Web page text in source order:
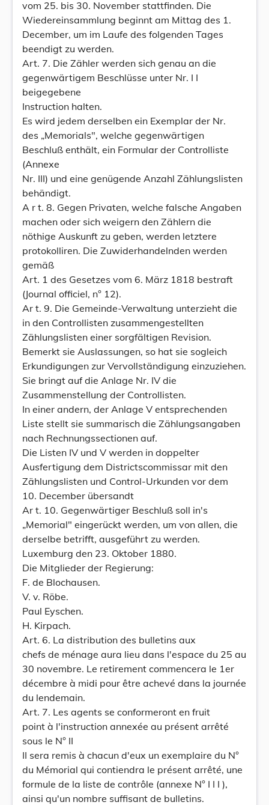
vom 25. bis 30. November stattfinden. Die
Wiedereinsammlung beginnt am Mittag des 1.
December, um im Laufe des folgenden Tages
beendigt zu werden.
Art. 7. Die Zähler werden sich genau an die
gegenwärtigem Beschlüsse unter Nr. I I
beigegebene
Instruction halten.
Es wird jedem derselben ein Exemplar der Nr.
des „Memorials", welche gegenwärtigen
Beschluß enthält, ein Formular der Controlliste
(Annexe
Nr. III) und eine genügende Anzahl Zählungslisten
behändigt.
A r t. 8. Gegen Privaten, welche falsche Angaben
machen oder sich weigern den Zählern die
nöthige Auskunft zu geben, werden letztere
protokolliren. Die Zuwiderhandelnden werden
gemäß
Art. 1 des Gesetzes vom 6. März 1818 bestraft
(Journal officiel, n° 12).
Ar t. 9. Die Gemeinde-Verwaltung unterzieht die
in den Controllisten zusammengestellten
Zählungslisten einer sorgfältigen Revision.
Bemerkt sie Auslassungen, so hat sie sogleich
Erkundigungen zur Vervollständigung einzuziehen.
Sie bringt auf die Anlage Nr. IV die
Zusammenstellung der Controllisten.
In einer andern, der Anlage V entsprechenden
Liste stellt sie summarisch die Zählungsangaben
nach Rechnungssectionen auf.
Die Listen IV und V werden in doppelter
Ausfertigung dem Districtscommissar mit den
Zählungslisten und Control-Urkunden vor dem
10. December übersandt
Ar t. 10. Gegenwärtiger Beschluß soll in's
„Memorial" eingerückt werden, um von allen, die
derselbe betrifft, ausgeführt zu werden.
Luxemburg den 23. Oktober 1880.
Die Mitglieder der Regierung:
F. de Blochausen.
V. v. Röbe.
Paul Eyschen.
H. Kirpach.
Art. 6. La distribution des bulletins aux
chefs de ménage aura lieu dans l'espace du 25 au
30 novembre. Le retirement commencera le 1er
décembre à midi pour être achevé dans la journée
du lendemain.
Art. 7. Les agents se conformeront en fruit
point à l'instruction annexée au présent arrêté
sous le N° II
II sera remis à chacun d'eux un exemplaire du N°
du Mémorial qui contiendra le présent arrêté, une
formule de la liste de contrôle (annexe N° I I I ),
ainsi qu'un nombre suffisant de bulletins.